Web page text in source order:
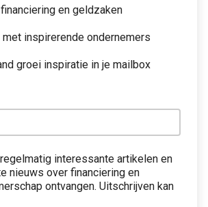
en geldzaken
inspirerende ondernemers
groei inspiratie in je mailbox
interessante artikelen en
nieuws over financiering en
ontvangen. Uitschrijven kan